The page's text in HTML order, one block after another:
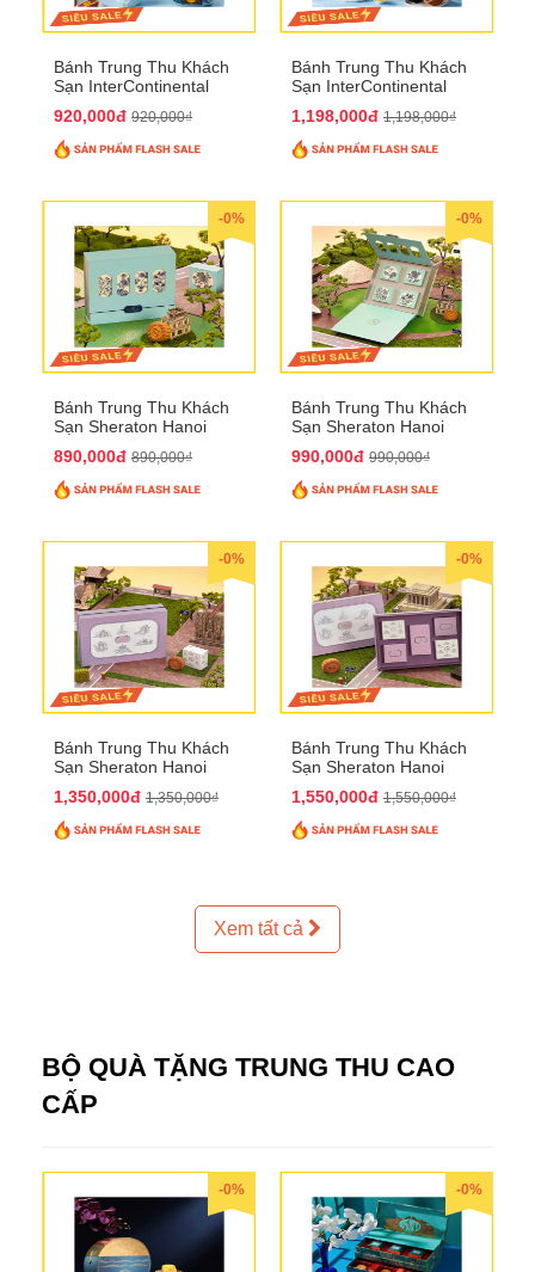
Bánh Trung Thu Khách
Sạn InterContinental
QTTT26
920,000đ 920,000₫
Bánh Trung Thu Khách
Sạn InterContinental
QTTT27
1,198,000đ 1,198,000₫
-0%
Bánh Trung Thu Khách
Sạn Sheraton Hanoi
890,000đ 890,000₫
-0%
Bánh Trung Thu Khách
Sạn Sheraton Hanoi
990,000đ 990,000₫
-0%
Bánh Trung Thu Khách
Sạn Sheraton Hanoi
1,350,000đ 1,350,000₫
-0%
Bánh Trung Thu Khách
Sạn Sheraton Hanoi
1,550,000đ 1,550,000₫
Xem tất cả
BỘ QUÀ TẶNG TRUNG THU CAO
CẤP
-0% -0%